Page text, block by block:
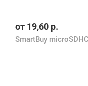
от 19,60 р.